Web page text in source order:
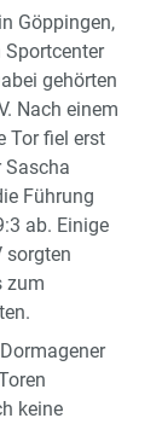
Göppingen,
gehörten
Nach einem
Tor fiel erst
Sascha
Führung
ab. Einige
sorgten
zum
keine